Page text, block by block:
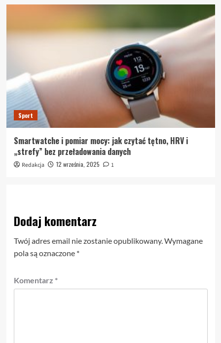
Sport
Smartwatche i pomiar mocy: jak czytać tętno, HRV i
„strefy” bez przeładowania danych
Redakcja 12 września, 2025 1
Dodaj komentarz
Twój adres email nie zostanie opublikowany.Wymagane
pola są oznaczone *
Komentarz *